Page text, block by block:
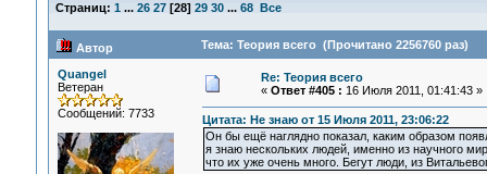
Страниц: 1 ... 26 27[28] 29 30 ... 68 Все
Автор Тема: Теория всего (Прочитано 2256760 раз)
Quangel
Ветеран
Сообщений: 7733
Re: Теория всего
« Ответ #405 : 16 Июля 2011, 01:41:43 »
Цитата: Не знаю от 15 Июля 2011, 23:06:22
Он бы ещё наглядно показал, каким образом
я знаю нескольких людей, именно из научного
что их уже очень много. Бегут люди, из